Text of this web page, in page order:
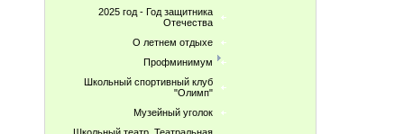
2025 год - Год защитника
Отечества
О летнем отдыхе
Профминимум
Школьный спортивный клуб
"Олимп"
Музейный уголок